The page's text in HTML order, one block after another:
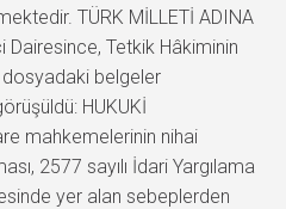
TÜRK MİLLETİ ADINA
Dairesince, Tetkik Hâkiminin
dosyadaki belgeler
HUKUKİ
mahkemelerinin nihai
2577 sayılı İdari Yargılama
yer alan sebeplerden